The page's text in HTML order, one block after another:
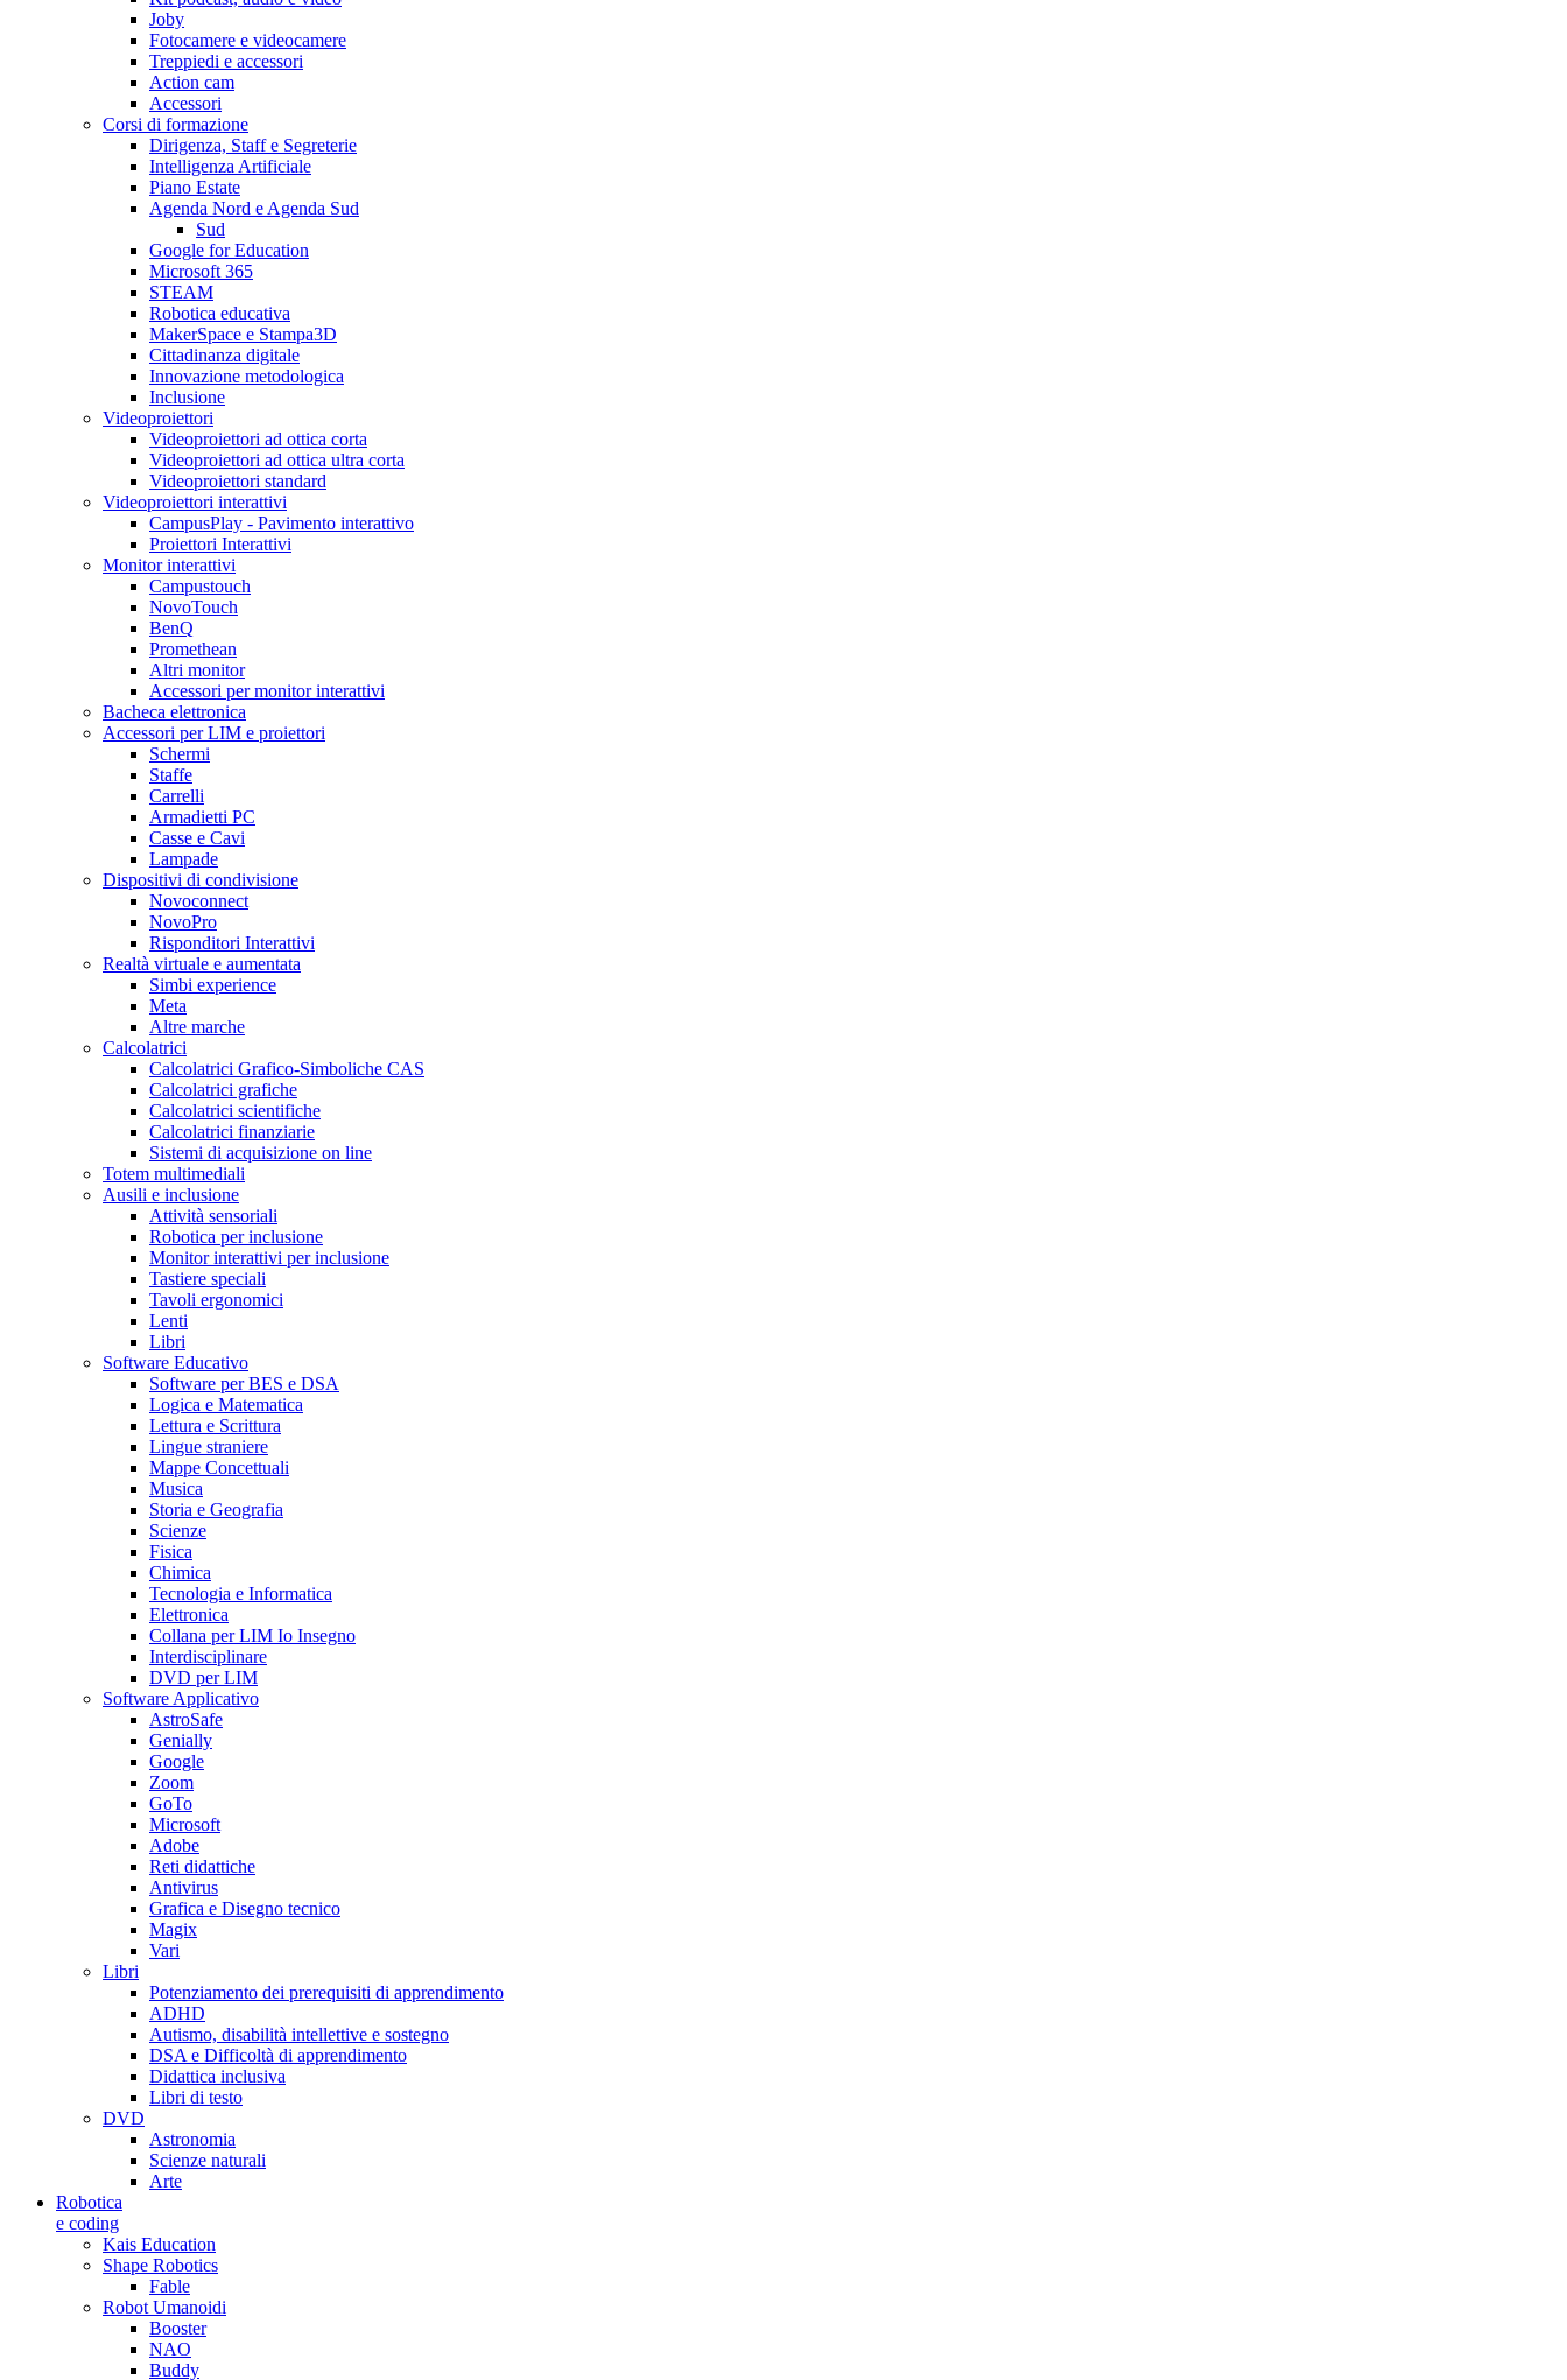
Joby
Fotocamere e videocamere
Treppiedi e accessori
Action cam
Accessori
Corsi di formazione
Dirigenza, Staff e Segreterie
Intelligenza Artificiale
Piano Estate
Agenda Nord e Agenda Sud
Sud
Google for Education
Microsoft 365
STEAM
Robotica educativa
MakerSpace e Stampa3D
Cittadinanza digitale
Innovazione metodologica
Inclusione
Videoproiettori
Videoproiettori ad ottica corta
Videoproiettori ad ottica ultra corta
Videoproiettori standard
Videoproiettori interattivi
CampusPlay - Pavimento interattivo
Proiettori Interattivi
Monitor interattivi
Campustouch
NovoTouch
BenQ
Promethean
Altri monitor
Accessori per monitor interattivi
Bacheca elettronica
Accessori per LIM e proiettori
Schermi
Staffe
Carrelli
Armadietti PC
Casse e Cavi
Lampade
Dispositivi di condivisione
Novoconnect
NovoPro
Risponditori Interattivi
Realtà virtuale e aumentata
Simbi experience
Meta
Altre marche
Calcolatrici
Calcolatrici Grafico-Simboliche CAS
Calcolatrici grafiche
Calcolatrici scientifiche
Calcolatrici finanziarie
Sistemi di acquisizione on line
Totem multimediali
Ausili e inclusione
Attività sensoriali
Robotica per inclusione
Monitor interattivi per inclusione
Tastiere speciali
Tavoli ergonomici
Lenti
Libri
Software Educativo
Software per BES e DSA
Logica e Matematica
Lettura e Scrittura
Lingue straniere
Mappe Concettuali
Musica
Storia e Geografia
Scienze
Fisica
Chimica
Tecnologia e Informatica
Elettronica
Collana per LIM Io Insegno
Interdisciplinare
DVD per LIM
Software Applicativo
AstroSafe
Genially
Google
Zoom
GoTo
Microsoft
Adobe
Reti didattiche
Antivirus
Grafica e Disegno tecnico
Magix
Vari
Libri
Potenziamento dei prerequisiti di apprendimento
ADHD
Autismo, disabilità intellettive e sostegno
DSA e Difficoltà di apprendimento
Didattica inclusiva
Libri di testo
DVD
Astronomia
Scienze naturali
Arte
Robotica
e coding
Kais Education
Shape Robotics
Fable
Robot Umanoidi
Booster
NAO
Buddy